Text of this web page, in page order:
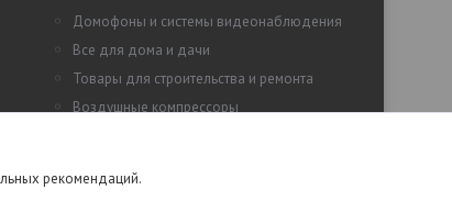
Домофоны и системы видеонаблюдения
Все для дома и дачи
Товары для строительства и ремонта
Воздушные компрессоры
рекомендаций.